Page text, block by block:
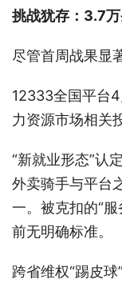
挑战犹存：3.7
尽管首周战果显
12333全国平台
力资源市场相关
“新就业形态”认
外卖骑手与平台
一。被克扣的“
前无明确标准。
跨省维权“踢皮